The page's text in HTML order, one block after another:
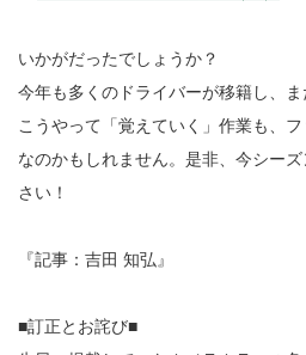
いかがだったでしょうか？
今年も多くのドライバーが移籍し、ま
こうやって「覚えていく」作業も、
なのかもしれません。是非、今シー
さい！
『記事：吉田 知弘』
■訂正とお詫び■